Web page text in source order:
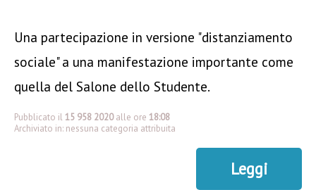
Una partecipazione in versione "distanziamento
sociale" a una manifestazione importante come
quella del Salone dello Studente.
Pubblicato il 15 958 2020 alle ore 18:08
Archiviato in: nessuna categoria attribuita
Leggi